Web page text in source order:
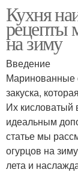
Кухня
рецепты
на зиму
Введение
Маринованные
закуска,
Их кисловатый
идеальным
статье мы
огурцов на
лета и